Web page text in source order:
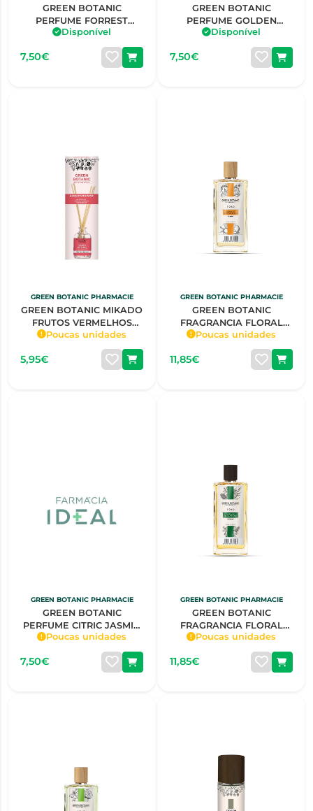
GREEN BOTANIC
PERFUME FORREST
GREEN HOMEM 30ML
Disponível
7,50€
GREEN BOTANIC
PERFUME GOLDEN
ISLEND SRA 30ML
Disponível
7,50€
GREEN BOTANIC PHARMACIE
GREEN BOTANIC MIKADO
FRUTOS VERMELHOS
50ML
Poucas unidades
5,95€
GREEN BOTANIC PHARMACIE
GREEN BOTANIC
FRAGRANCIA FLORAL
ORANGE & PETIT GRAIN
SENHORA 150ML
Poucas unidades
11,85€
GREEN BOTANIC PHARMACIE
GREEN BOTANIC
PERFUME CITRIC JASMIN
SRA 30ML
Poucas unidades
7,50€
GREEN BOTANIC PHARMACIE
GREEN BOTANIC
FRAGRANCIA FLORAL
VEVITER & INCENSE
HOMEM 150ML
Poucas unidades
11,85€